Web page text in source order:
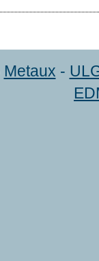
Metaux -